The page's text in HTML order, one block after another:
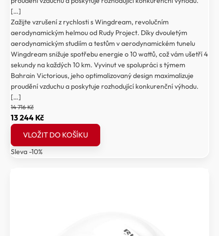
[…]
Zažijte vzrušení z rychlosti s Wingdream, revolučním
aerodynamickým helmou od Rudy Project. Díky dvouletým
aerodynamickým studiím a testům v aerodynamickém tunelu
Wingdream snižuje spotřebu energie o 10 wattů, což vám ušetří 4
sekundy na každých 10 km. Vyvinut ve spolupráci s týmem
Bahrain Victorious, jeho optimalizovaný design maximalizuje
proudění vzduchu a poskytuje rozhodující konkurenční výhodu.
[…]
14 716Kč
Původní
cena
byla:
14
13 244 KčAktuální
VLOŽIT DO KOŠÍKU
Sleva -10%